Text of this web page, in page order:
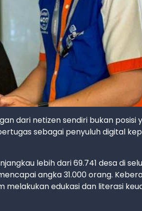
dari netizen sendiri bukan posisi
sebagai penyuluh digital
lebih dari 69.741 desa di
angka 31.000 orang.
melakukan edukasi dan literasi